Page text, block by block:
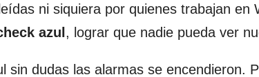
ni siquiera por quienes trabajan en
azul, lograr que nadie pueda ver
sin dudas las alarmas se encendieron.